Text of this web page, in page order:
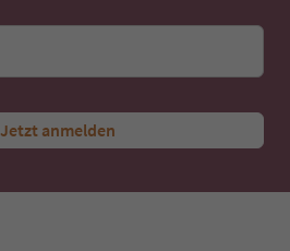
Jetzt anmelden